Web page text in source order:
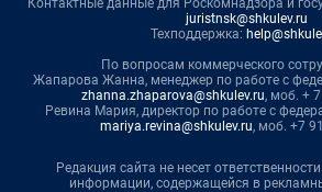
Контактные данные для Роскомнадзора и
juristnsk@shkulev.ru
Техподдержка:
По вопросам коммерческого
Жапарова Жанна, менеджер по работе с
zhanna.zhaparova@shkulev.ru, моб. +
Ревина Мария, директор по работе с
mariya.revina@shkulev.ru, моб. +7
Редакция сайта не несет
информации, содержащейся в